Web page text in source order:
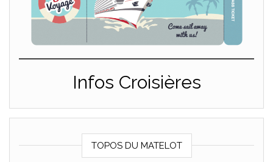
Infos Croisières
TOPOS DU MATELOT